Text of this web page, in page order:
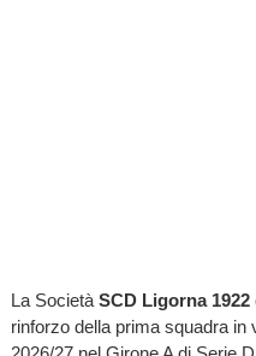
La Società SCD Ligorna 1922
rinforzo della prima squadra in